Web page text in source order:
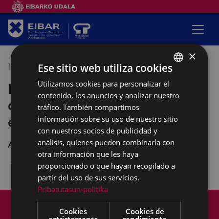
18/01/2022 10:00 -12:00
Empalabramiento: clases de
castellano con perspectiva
empoderante
Andretxea
Mapa del Sitio
Política de cookies
Contacto
BASQUE
SPANISH
×
Ese sitio web utiliza cookies
Utilizamos cookies para personalizar el
contenido, los anuncios y analizar nuestro
tráfico. También compartimos
información sobre su uso de nuestro sitio
con nuestros socios de publicidad y
análisis, quienes pueden combinarla con
otra información que les haya
proporcionado o que hayan recopilado a
partir del uso de sus servicios.
Pribatutasun-politika
Cookies
Cookies de